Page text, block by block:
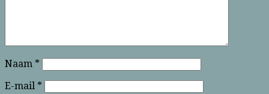
Naam *
E-mail *